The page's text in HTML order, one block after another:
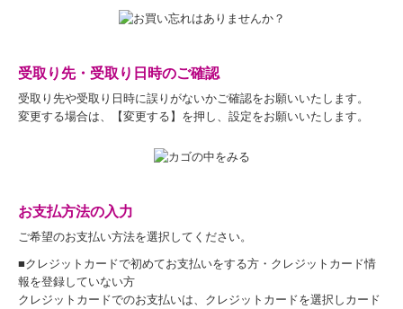
受取り先・受取り日時のご確認
受取り先や受取り日時に誤りがないかご確認をお願いいたします。
変更する場合は、【変更する】を押し、設定をお願いいたします。
お支払方法の入力
ご希望のお支払い方法を選択してください。
■クレジットカードで初めてお支払いをする方・クレジットカード情
報を登録していない方
クレジットカードでのお支払いは、クレジットカードを選択しカード